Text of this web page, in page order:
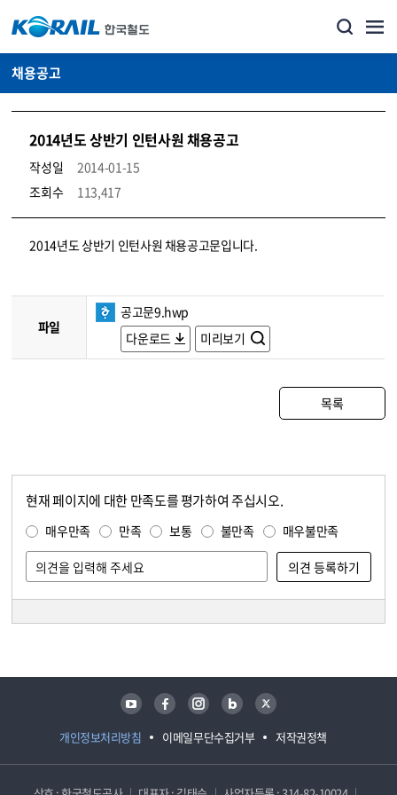
채용공고
2014년도 상반기 인턴사원 채용공고
작성일
2014-01-15
조회수
113,417
코레일소개_경영공시_채용공고 상세보기 – 내용, 파일, 담당자 연락처로 구성
2014년도 상반기 인턴사원 채용공고문입니다.
파일
공고문9.hwp
다운로드
미리보기
목록
현재 페이지에 대한 만족도를 평가하여 주십시오.
매우만족 만족 보통 불만족 매우불만족
개인정보처리방침 이메일무단수집거부 저작권정책
유튜브 페이스북 인스타그램 블로그 트위터